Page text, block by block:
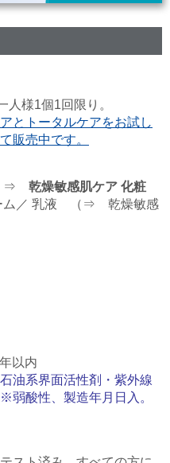
様1個1回限り。
とトータルケアをお試し
販売中です。
⇒ 乾燥敏感肌ケア 化粧
／ 乳液 （⇒ 乾燥敏感
以内
油系界面活性剤・紫外線
弱酸性、製造年月日入。